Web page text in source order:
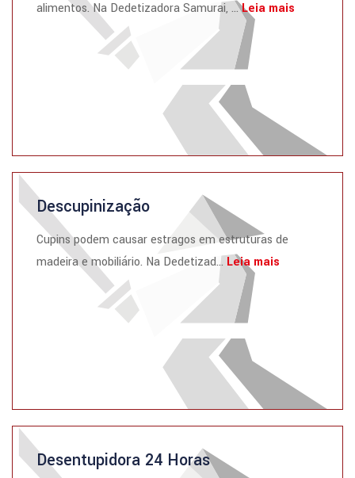
alimentos. Na Dedetizadora Samurai, ...Leia mais
Descupinização
Cupins podem causar estragos em estruturas de
madeira e mobiliário. Na Dedetizad... Leia mais
Desentupidora 24 Horas